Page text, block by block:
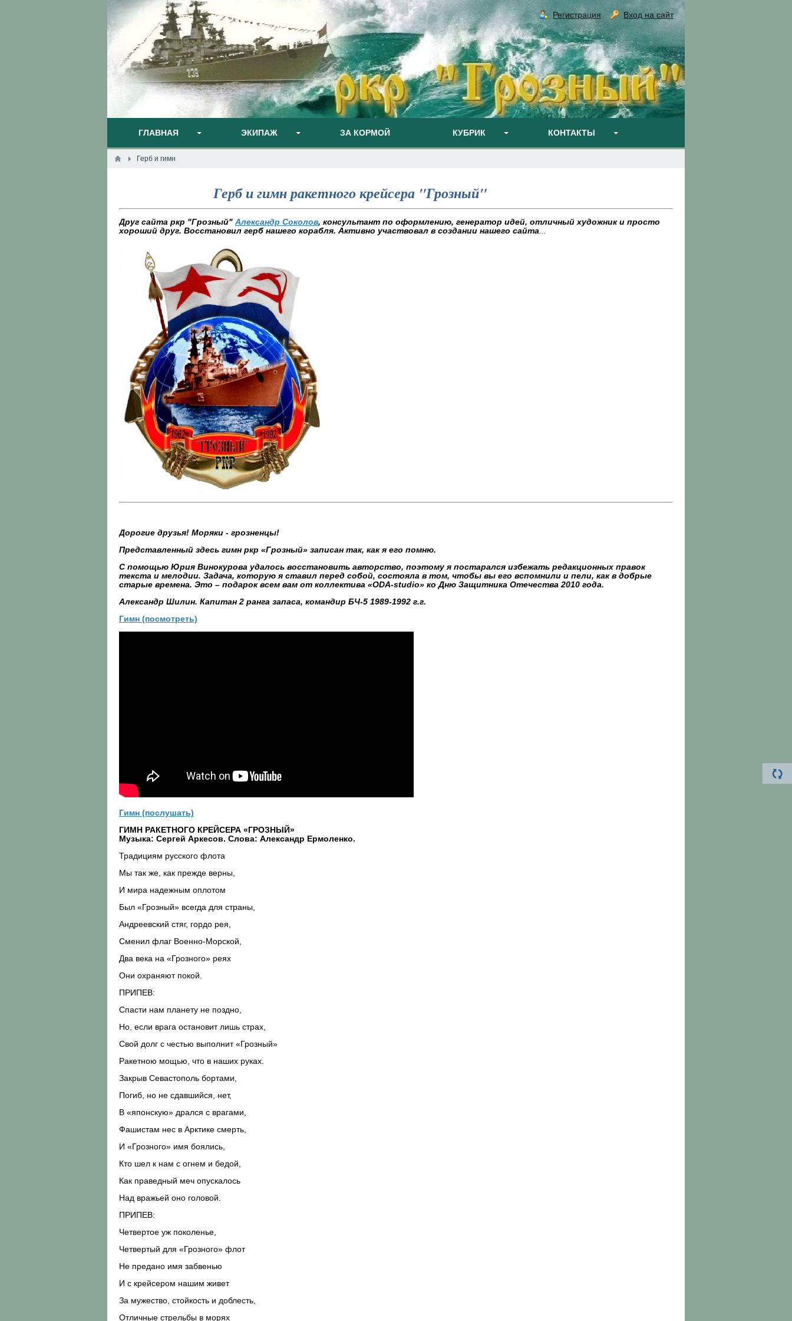
Регистрация Вход на сайт
ГЛАВНАЯ ЭКИПАЖ ЗА КОРМОЙ КУБРИК КОНТАКТЫ
Герб и гимн
Герб и гимн ракетного крейсера "Грозный"
Друг сайта ркр "Грозный" Александр Соколов, консультант по оформлению, генератор идей, отличный художник и просто
хороший друг. Восстановил герб нашего корабля. Активно участвовал в создании нашего сайта
Дорогие друзья! Моряки - грозненцы!
Представленный здесь гимн ркр «Грозный» записан так, как я его помню.
С помощью Юрия Винокурова удалось восстановить авторство, поэтому я постарался избежать редакционных правок
текста и мелодии. Задача, которую я ставил перед собой, состояла в том, чтобы вы его вспомнили и пели, как в добрые
старые времена. Это – подарок всем вам от коллектива «ODA-studio» ко Дню Защитника Отечества 2010 года.
Александр Шилин. Капитан 2 ранга запаса, командир БЧ-5 1989-1992 г.г.
Гимн (посмотреть)
Гимн (послушать)
ГИМН РАКЕТНОГО КРЕЙСЕРА «ГРОЗНЫЙ»
Музыка: Сергей Аркесов. Слова: Александр Ермоленко.
Традициям русского флота
Мы так же, как прежде верны,
И мира надежным оплотом
Был «Грозный» всегда для страны,
Андреевский стяг, гордо рея,
Сменил флаг Военно-Морской,
Два века на «Грозного» реях
Они охраняют покой.
ПРИПЕВ:
Спасти нам планету не поздно,
Но, если врага остановит лишь страх,
Свой долг с честью выполнит «Грозный»
Ракетною мощью, что в наших руках.
Закрыв Севастополь бортами,
Погиб, но не сдавшийся, нет,
В «японскую» дрался с врагами,
Фашистам нес в Арктике смерть,
И «Грозного» имя боялись,
Кто шел к нам с огнем и бедой,
Как праведный меч опускалось
Над вражьей оно головой.
ПРИПЕВ:
Четвертое уж поколенье,
Четвертый для «Грозного» флот
Не предано имя забвенью
И с крейсером нашим живет
За мужество, стойкость и доблесть,
Отличные стрельбы в морях